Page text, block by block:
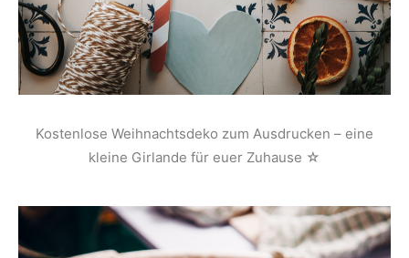
Kostenlose Weihnachtsdeko zum Ausdrucken – eine
kleine Girlande für euer Zuhause ☆